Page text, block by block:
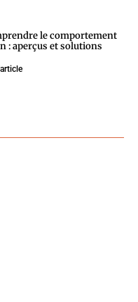
le comportement
: aperçus et solutions